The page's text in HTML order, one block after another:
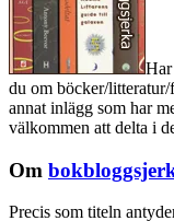
Har
du om böcker/
annat inlägg som har
välkommen att delta i
Om
Precis som titeln